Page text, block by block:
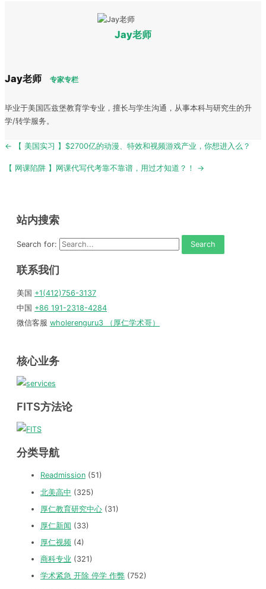
Jay老师
Jay老师 专家专栏
毕业于美国匹兹堡教育学专业，擅长与学生沟通，从事本科与研究生的升
学/转学服务。
Post
← 【 美国实习 】$2700亿的动漫、特效和视频游戏产业，你想进入么？
【 网课陷阱 】网课代写代考靠不靠谱，用过才知道？！ →
站内搜索
Search for:
联系我们
美国 +1(412)756-3137
中国 +86 191-2318-4284
微信客服 wholerenguru3 （厚仁学术哥）
核心业务
FITS方法论
分类导航
Readmission (51)
北美高中 (325)
厚仁教育研究中心 (31)
厚仁新闻 (33)
厚仁视频 (4)
商科专业 (321)
学术紧急 开除 停学 作弊 (752)